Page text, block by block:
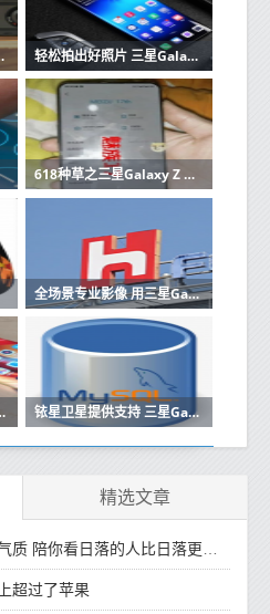
2亿像素主摄 轻松拍出好照片 三星Galaxy A54 5G开启夏日摄影新体验
618种草之三星Galaxy Z Flip4：适合不同人群的折叠屏先锋
全场景专业影像 用三星Galaxy S23 Ultra记录多面夏日
能体验超硬核 铱星卫星提供支持 三星Galaxy S24系列将上线卫星通信
精选文章
陪你看日落的人比日落更浪漫
超过了苹果